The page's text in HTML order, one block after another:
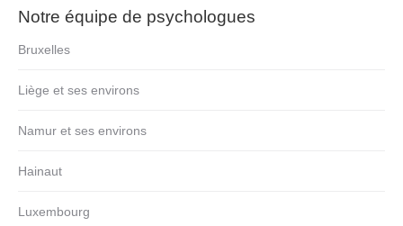
Notre équipe de psychologues
Bruxelles
Liège et ses environs
Namur et ses environs
Hainaut
Luxembourg